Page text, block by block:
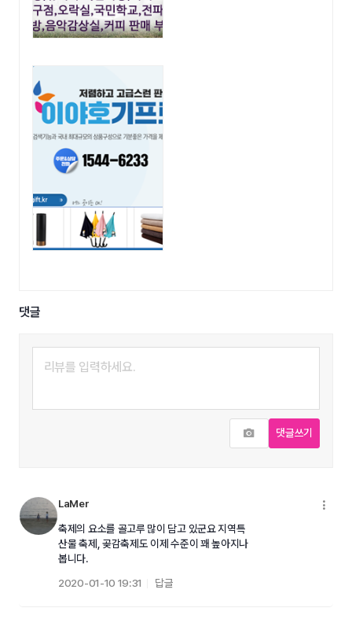
댓글
사진추가
댓글쓰기
LaMer
축제의 요소를 골고루 많이 담고 있군요 지역특
산물 축제, 곶감축제도 이제 수준이 꽤 높아지나
봅니다.
2020-01-10 19:31
답글